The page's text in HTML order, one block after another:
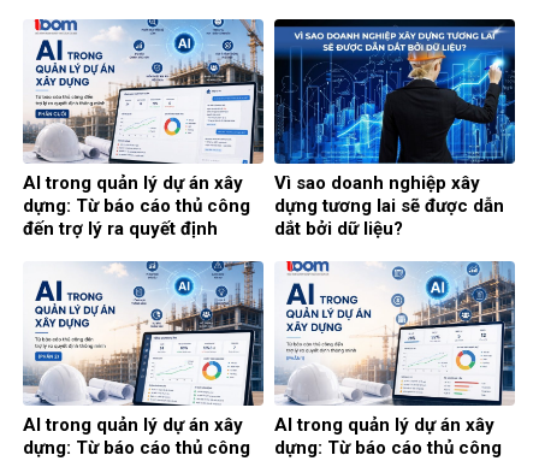
AI trong quản lý dự án xây
dựng: Từ báo cáo thủ công
đến trợ lý ra quyết định
Vì sao doanh nghiệp xây
dựng tương lai sẽ được dẫn
dắt bởi dữ liệu?
AI trong quản lý dự án xây
dựng: Từ báo cáo thủ công
AI trong quản lý dự án xây
dựng: Từ báo cáo thủ công